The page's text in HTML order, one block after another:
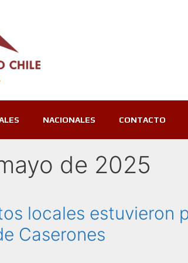
NACIONALES CONTACTO
de 2025
locales estuvieron
Caserones